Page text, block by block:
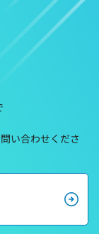
い合わせくださ